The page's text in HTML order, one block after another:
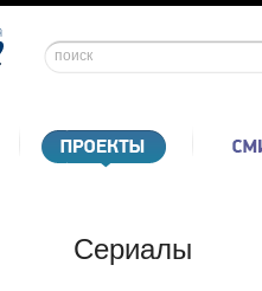
Сериалы